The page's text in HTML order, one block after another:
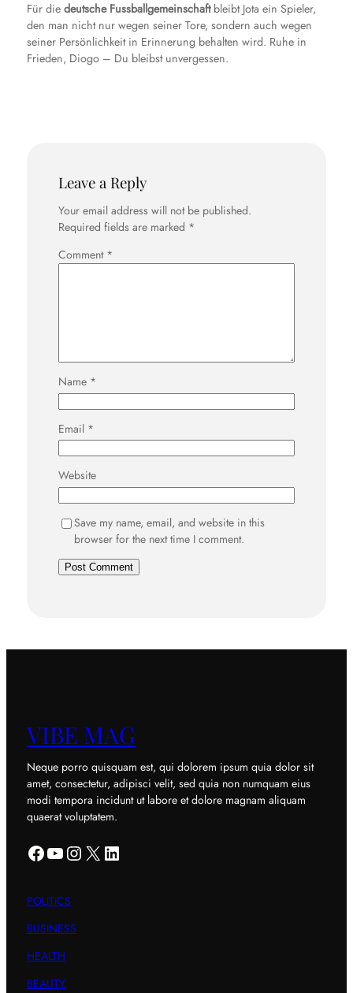
Für die deutsche Fussballgemeinschaftbleibt Jota ein Spieler,
den man nicht nur wegen seiner Tore, sondern auch wegen
seiner Persönlichkeit in Erinnerung behalten wird. Ruhe in
Frieden, Diogo – Du bleibst unvergessen.
Leave a Reply
Your email address will not be published.
Required fields are marked *
Comment *
Name *
Email *
Website
Save my name, email, and website in this
browser for the next time I comment.
VIBE MAG
Neque porro quisquam est, qui dolorem ipsum quia dolor sit
amet, consectetur, adipisci velit, sed quia non numquam eius
modi tempora incidunt ut labore et dolore magnam aliquam
quaerat voluptatem.
Facebook YouTube Instagram X LinkedIn
POLITICS
BUSINESS
HEALTH
BEAUTY